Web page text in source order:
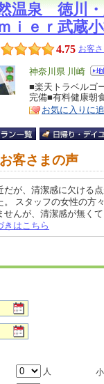
温泉 徳川
ｉｅｒ武蔵
4.75 お客
エ
リ
ア
神奈川県 川崎
特
徴
■楽天トラベルゴ
完備■有料健康朝
お気に入りに
お客さまの声
だが、清潔感に欠ける
。 スタッフの女性の方
せんが、清潔感が無く
きはこちら
人